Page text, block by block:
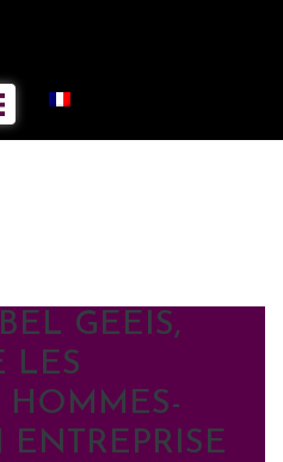
GEEIS,
LES
HOMMES-